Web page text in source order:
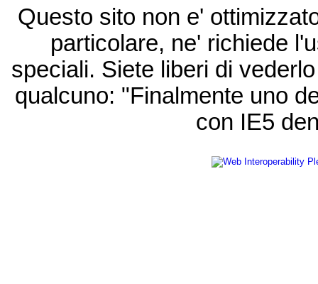
Questo sito non e'
particolare, ne' richiede
speciali. Siete liberi di
qualcuno: "Finalmente uno
con IE5